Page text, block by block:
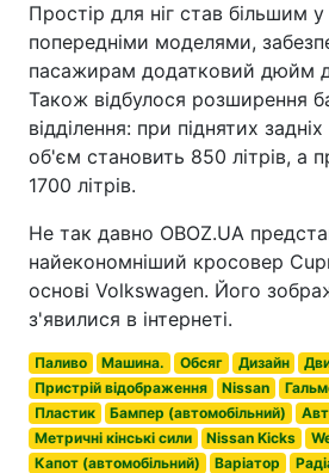
Простір для ніг став більшим у
попередніми моделями,
пасажирам додатковий дюйм
Також відбулося розширення
відділення: при піднятих
об'єм становить 850 літрів, а
1700 літрів.
Не так давно OBOZ.UA
найекономніший кросовер
основі Volkswagen. Його
з'явилися в інтернеті.
Паливо Машина. Обсяг Дизайн
Пристрій відображення
Nissan
Пластик
Бампер (автомобільний)
Метричні кінські сили
Nissan Kicks
Капот (автомобільний)
Варіатор